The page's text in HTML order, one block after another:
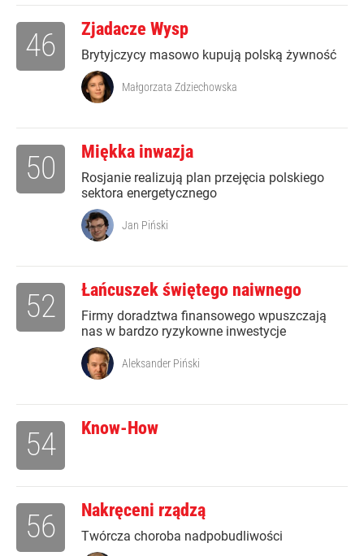
Zjadacze Wysp
Brytyjczycy masowo kupują polską żywność
46
Małgorzata Zdziechowska
Miękka inwazja
Rosjanie realizują plan przejęcia polskiego
sektora energetycznego
50
Jan Piński
Łańcuszek świętego naiwnego
Firmy doradztwa finansowego wpuszczają
nas w bardzo ryzykowne inwestycje
52
Aleksander Piński
Know-How
54
Nakręceni rządzą
Twórcza choroba nadpobudliwości
56